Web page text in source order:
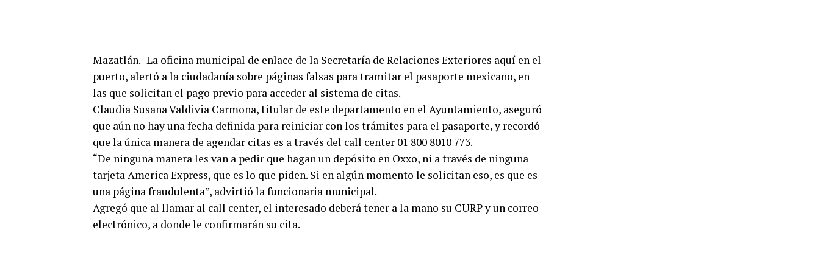
Mazatlán.- La oficina municipal de enlace de la Secretaría de Relaciones Exteriores aquí en el
puerto, alertó a la ciudadanía sobre páginas falsas para tramitar el pasaporte mexicano, en
las que solicitan el pago previo para acceder al sistema de citas.
Claudia Susana Valdivia Carmona, titular de este departamento en el Ayuntamiento, aseguró
que aún no hay una fecha definida para reiniciar con los trámites para el pasaporte, y recordó
que la única manera de agendar citas es a través del call center 01 800 8010 773.
“De ninguna manera les van a pedir que hagan un depósito en Oxxo, ni a través de ninguna
tarjeta America Express, que es lo que piden. Si en algún momento le solicitan eso, es que es
una página fraudulenta”, advirtió la funcionaria municipal.
Agregó que al llamar al call center, el interesado deberá tener a la mano su CURP y un correo
electrónico, a donde le confirmarán su cita.